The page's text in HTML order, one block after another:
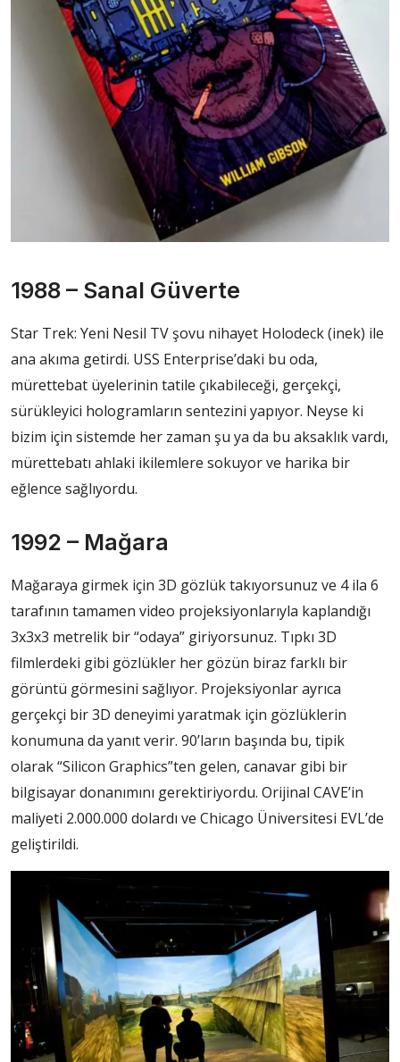
1988 – Sanal Güverte
Star Trek: Yeni Nesil TV şovu nihayet Holodeck (inek) ile
ana akıma getirdi. USS Enterprise’daki bu oda,
mürettebat üyelerinin tatile çıkabileceği, gerçekçi,
sürükleyici hologramların sentezini yapıyor. Neyse ki
bizim için sistemde her zaman şu ya da bu aksaklık vardı,
mürettebatı ahlaki ikilemlere sokuyor ve harika bir
eğlence sağlıyordu.
1992 – Mağara
Mağaraya girmek için 3D gözlük takıyorsunuz ve 4 ila 6
tarafının tamamen video projeksiyonlarıyla kaplandığı
3x3x3 metrelik bir “odaya” giriyorsunuz. Tıpkı 3D
filmlerdeki gibi gözlükler her gözün biraz farklı bir
görüntü görmesini sağlıyor. Projeksiyonlar ayrıca
gerçekçi bir 3D deneyimi yaratmak için gözlüklerin
konumuna da yanıt verir. 90’ların başında bu, tipik
olarak “Silicon Graphics”ten gelen, canavar gibi bir
bilgisayar donanımını gerektiriyordu. Orijinal CAVE’in
maliyeti 2.000.000 dolardı ve Chicago Üniversitesi EVL’de
geliştirildi.